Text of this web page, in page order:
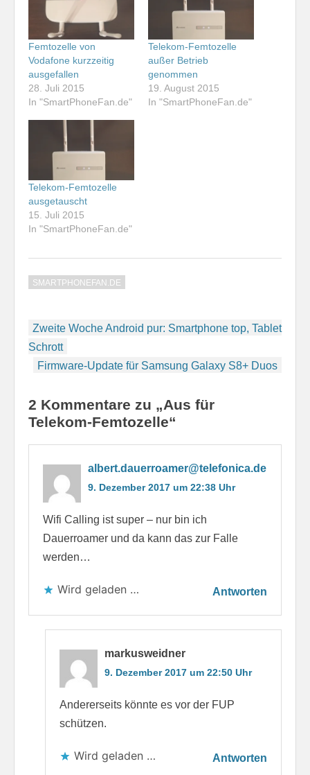
Femtozelle von
Vodafone kurzzeitig
ausgefallen
28. Juli 2015
In "SmartPhoneFan.de"
Telekom-Femtozelle
außer Betrieb
genommen
19. August 2015
In "SmartPhoneFan.de"
Telekom-Femtozelle
ausgetauscht
15. Juli 2015
In "SmartPhoneFan.de"
SMARTPHONEFAN.DE
Beitragsnavigation
Zweite Woche Android pur: Smartphone top, Tablet
Schrott
Firmware-Update für Samsung Galaxy S8+ Duos
2 Kommentare zu „Aus für
Telekom-Femtozelle“
albert.dauerroamer@telefonica.de
9. Dezember 2017 um 22:38 Uhr
Wifi Calling ist super – nur bin ich
Dauerroamer und da kann das zur Falle
werden…
Wird geladen … Antworten
markusweidner
9. Dezember 2017 um 22:50 Uhr
Andererseits könnte es vor der FUP
schützen.
Wird geladen … Antworten